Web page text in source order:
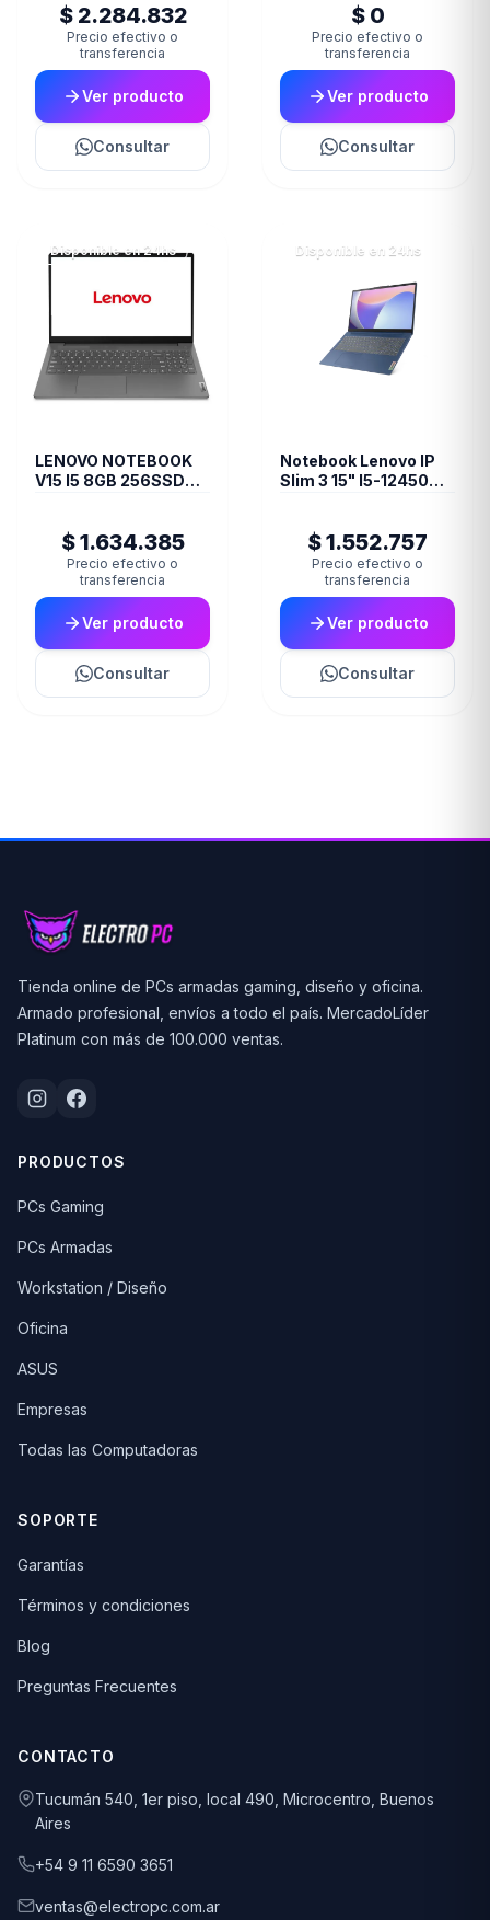
RTX 3050 W11 Home
$ 2.284.832
Precio efectivo o
transferencia
Ver producto
Consultar
$ 0
Precio efectivo o
transferencia
Ver producto
Consultar
Disponible en 24hs
LENOVO NOTEBOOK
V15 I5 8GB 256SSD
$ 1.634.385
Precio efectivo o
transferencia
Ver producto
Consultar
Disponible en 24hs
Notebook Lenovo IP
Slim 3 15" I5-12450H
$ 1.552.757
Precio efectivo o
transferencia
Ver producto
Consultar
Tienda online de PCs armadas gaming, diseño y oficina.
Armado profesional, envíos a todo el país. MercadoLíder
Platinum con más de 100.000 ventas.
PRODUCTOS
PCs Gaming
PCs Armadas
Workstation / Diseño
Oficina
ASUS
Empresas
Todas las Computadoras
SOPORTE
Garantías
Términos y condiciones
Blog
Preguntas Frecuentes
CONTACTO
Tucumán 540, 1er piso, local 490, Microcentro, Buenos
Aires
+54 9 11 6590 3651
ventas@electropc.com.ar